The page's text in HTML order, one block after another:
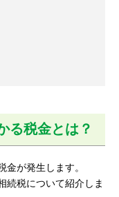
る税金とは？
が発生します。
続税について紹介しま